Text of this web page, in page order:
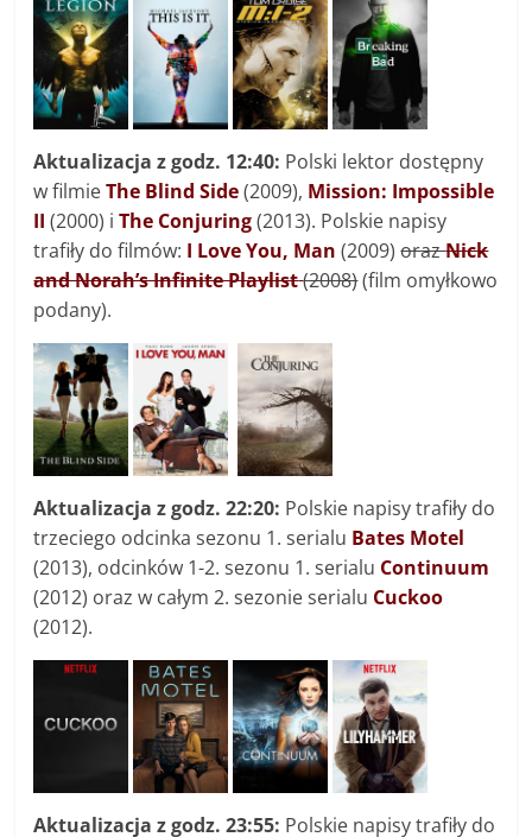
Aktualizacja z godz. 12:40: Polski lektor dostępny
w filmieThe Blind Side(2009), Mission: Impossible
II (2000) iThe Conjuring(2013). Polskie napisy
trafiły do filmów: I Love You, Man (2009)orazNick
and Norah’s Infinite Playlist(2008)(film omyłkowo
podany).
Aktualizacja z godz. 22:20: Polskie napisy trafiły do
trzeciego odcinka sezonu 1. serialu Bates Motel
(2013), odcinków 1-2. sezonu 1. serialu Continuum
(2012) oraz w całym 2. sezonie serialu Cuckoo
(2012).
Aktualizacja z godz. 23:55: Polskie napisy trafiły do